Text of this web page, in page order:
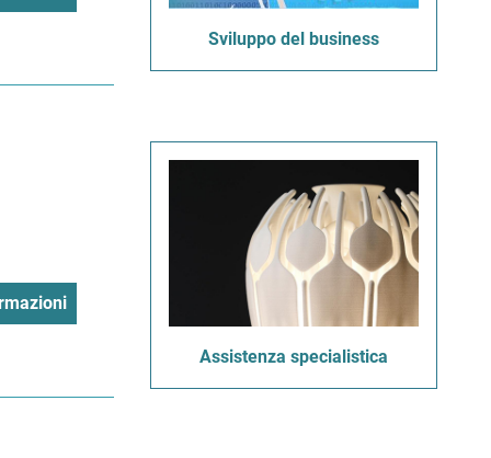
Sviluppo del business
Assistenza specialistica